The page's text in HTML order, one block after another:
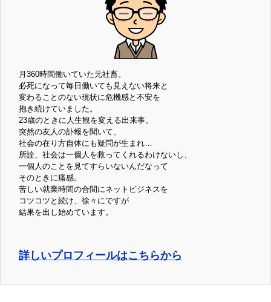
月360時間働いていた元社畜。
必死になって毎日働いても見えない将来と
変わることのない現状に危機感と不安を
抱き続けていました。
23歳のときに人生観を変える出来事。
突然の友人の訃報を聞いて、
社会の在り方自体にも疑問が生まれ…
所詮、社会は一個人を救ってくれるわけないし、
一個人のことを見てすらいないんだなって
そのときに痛感。
苦しい就業時間の合間にネットビジネスを
コツコツと続け、徐々にですが
結果を出し始めています。
詳しいプロフィールはこちらから